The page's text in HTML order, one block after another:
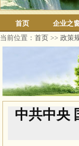
首页 企业之
当前位置： 首页 >> 政策
中共中央